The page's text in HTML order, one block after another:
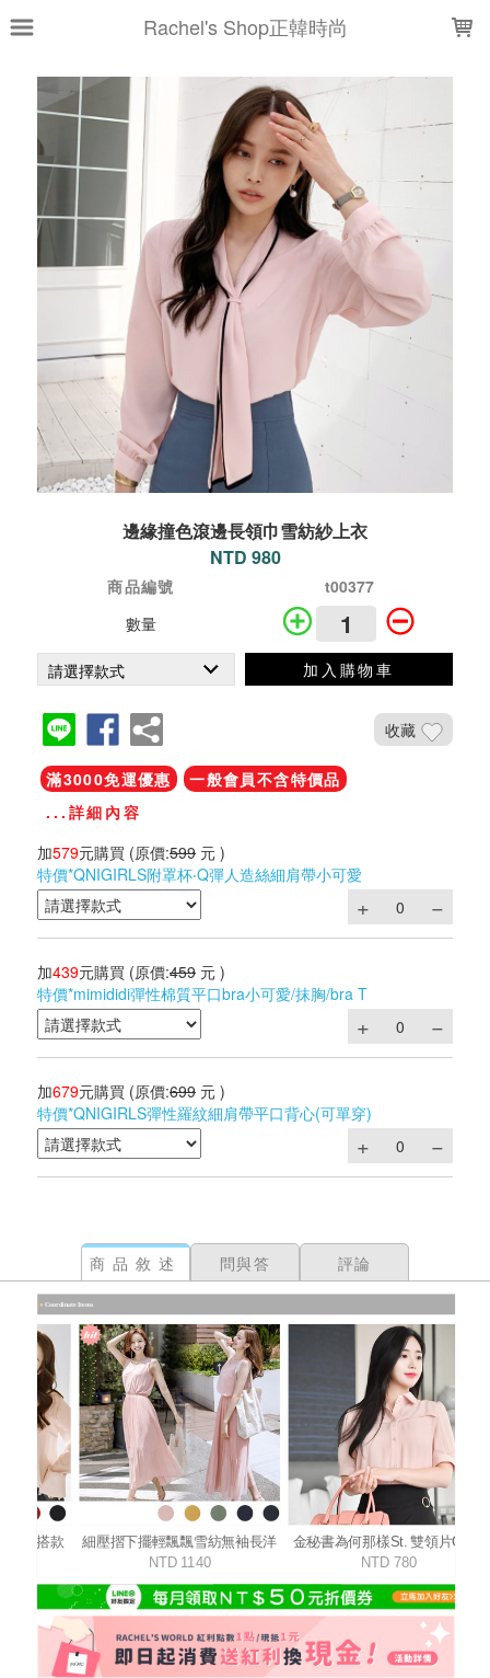
Rachel's Shop正韓時尚
邊緣撞色滾邊長領巾雪紡紗上衣
NTD 980
商品編號
t00377
數量
加入購物車
收藏
滿3000免運優惠
一般會員不含特價品
...詳細內容
加579元購買 (原價:599 元 )
特價*QNIGIRLS附罩杯‧Q彈人造絲細肩帶小可愛
加439元購買 (原價:459 元 )
特價*mimididi彈性棉質平口bra小可愛/抹胸/bra T
加679元購買 (原價:699 元 )
特價*QNIGIRLS彈性羅紋細肩帶平口背心(可單穿)
商品敘述 問與答 評論